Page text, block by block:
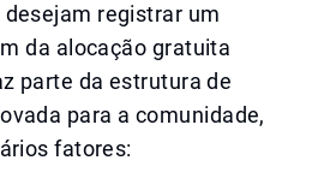
registrar um
da alocação gratuita
parte da estrutura de
para a comunidade,
fatores: